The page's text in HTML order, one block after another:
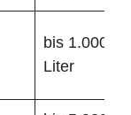
bis 1.000
Liter